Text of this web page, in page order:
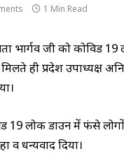
1 Min Read
भार्गव जी को
ही प्रदेश उपाध्यक्ष
लोक डाउन में फंसे लोगों
व धन्यवाद दिया।